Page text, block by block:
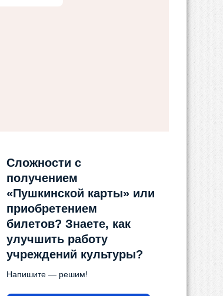
Сложности с
получением
«Пушкинской карты» или
приобретением
билетов? Знаете, как
улучшить работу
учреждений культуры?
Напишите — решим!